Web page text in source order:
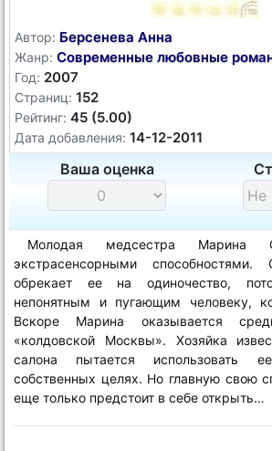
Автор: Берсенева Анна
Жанр: Современные любовные
Год: 2007
Страниц: 152
Рейтинг: 45 (5.00)
Дата добавления: 14-12-2011
Ваша оценка
Молодая медсестра Марина
экстрасенсорными
обрекает ее на одиночество,
непонятным и пугающим человеку,
Вскоре Марина оказывается
«колдовской Москвы». Хозяйка
салона пытается использовать
собственных целях. Но главную свою
еще только предстоит в себе открыть…